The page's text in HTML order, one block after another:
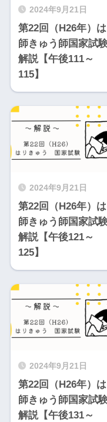
2024年9月21日
第22回（H26年）は
師きゅう師国家試
解説【午後111～
115】
2024年9月21日
第22回（H26年）は
師きゅう師国家試
解説【午後121～
125】
2024年9月21日
第22回（H26年）は
師きゅう師国家試
解説【午後131～